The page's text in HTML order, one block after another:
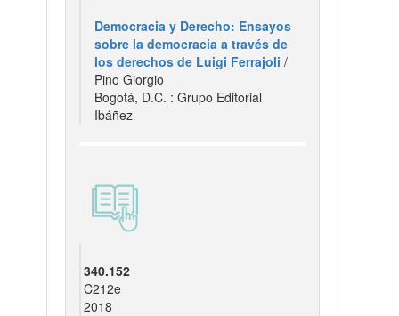
Democracia y Derecho: Ensayos
sobre la democracia a través de
los derechos de Luigi Ferrajoli /
Pino Giorgio
Bogotá, D.C. : Grupo Editorial
Ibáñez
340.152
C212e
2018